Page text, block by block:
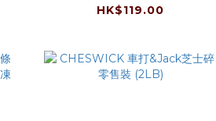
Frozen Mozzarella
千克/包 +/-5% (急凍，
負18℃)
HK$119.00